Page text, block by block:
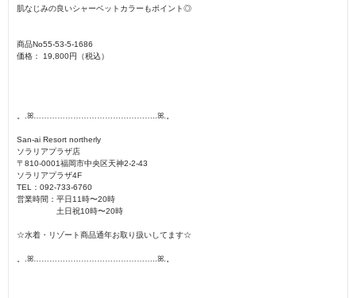
肌なじみの良いシャーベットカラーもポイント◎
商品No55-53-5-1686
価格： 19,800円（税込）
。.ꕤ︎︎………………………………………..ꕤ︎︎.。
San-ai Resort northerly
ソラリアプラザ店
〒810-0001福岡市中央区天神2-2-43
ソラリアプラザ4F
TEL：092-733-6760
営業時間：平日11時〜20時
土日祝10時〜20時
☆水着・リゾート商品通年お取り扱いしてます☆
。.ꕤ︎︎………………………………………..ꕤ︎︎.。